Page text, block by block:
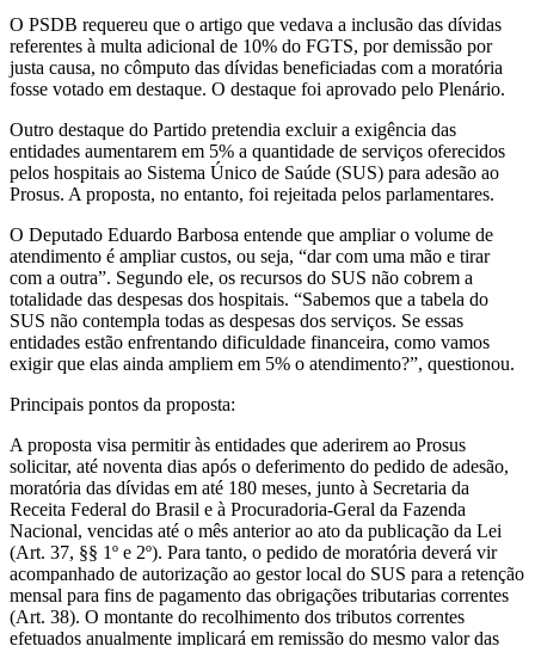
O PSDB requereu que o artigo que vedava a inclusão das dívidas
referentes à multa adicional de 10% do FGTS, por demissão por
justa causa, no cômputo das dívidas beneficiadas com a moratória
fosse votado em destaque. O destaque foi aprovado pelo Plenário.
Outro destaque do Partido pretendia excluir a exigência das
entidades aumentarem em 5% a quantidade de serviços oferecidos
pelos hospitais ao Sistema Único de Saúde (SUS) para adesão ao
Prosus. A proposta, no entanto, foi rejeitada pelos parlamentares.
O Deputado Eduardo Barbosa entende que ampliar o volume de
atendimento é ampliar custos, ou seja, “dar com uma mão e tirar
com a outra”. Segundo ele, os recursos do SUS não cobrem a
totalidade das despesas dos hospitais. “Sabemos que a tabela do
SUS não contempla todas as despesas dos serviços. Se essas
entidades estão enfrentando dificuldade financeira, como vamos
exigir que elas ainda ampliem em 5% o atendimento?”, questionou.
Principais pontos da proposta:
A proposta visa permitir às entidades que aderirem ao Prosus
solicitar, até noventa dias após o deferimento do pedido de adesão,
moratória das dívidas em até 180 meses, junto à Secretaria da
Receita Federal do Brasil e à Procuradoria-Geral da Fazenda
Nacional, vencidas até o mês anterior ao ato da publicação da Lei
(Art. 37, §§ 1º e 2º). Para tanto, o pedido de moratória deverá vir
acompanhado de autorização ao gestor local do SUS para a retenção
mensal para fins de pagamento das obrigações tributarias correntes
(Art. 38). O montante do recolhimento dos tributos correntes
efetuados anualmente implicará em remissão do mesmo valor das